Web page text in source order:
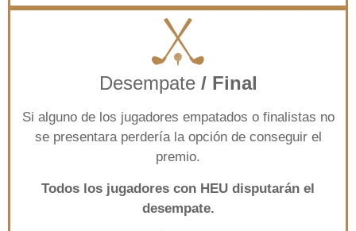
Desempate/ Final
Si alguno de los jugadores empatados o finalistas no
se presentara perdería la opción de conseguir el
premio.
Todos los jugadores con HEU disputarán el
desempate.